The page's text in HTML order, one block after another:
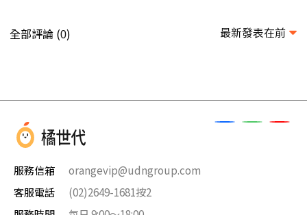
全部評論 (0) 最新發表在前
服務信箱
orangevip@udngroup.com
客服電話
(02)2649-1681按2